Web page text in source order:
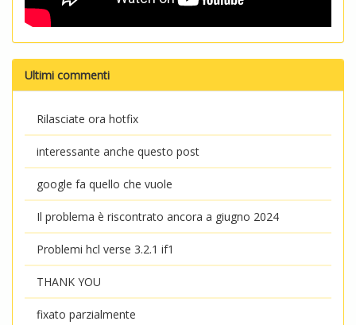
Ultimi commenti
Rilasciate ora hotfix
interessante anche questo post
google fa quello che vuole
Il problema è riscontrato ancora a giugno 2024
Problemi hcl verse 3.2.1 if1
THANK YOU
fixato parzialmente